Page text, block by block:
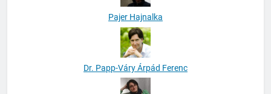
Pajer Hajnalka
Dr. Papp-Váry Árpád Ferenc